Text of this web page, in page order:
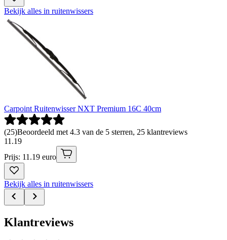
Bekijk alles in ruitenwissers
Carpoint Ruitenwisser NXT Premium 16C 40cm
(25)Beoordeeld met 4.3 van de 5 sterren, 25 klantreviews
11 .19
Prijs: 11.19 euro
Bekijk alles in ruitenwissers
Klantreviews